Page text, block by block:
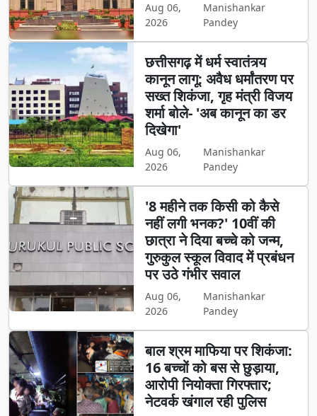
Aug 06,
2026
Manishankar
Pandey
छत्तीसगढ़ में धर्म स्वातंत्र्य
कानून लागू: अवैध धर्मांतरण पर
सख्त शिकंजा, गृह मंत्री विजय
शर्मा बोले- 'अब कानून का डर
दिखेगा'
Aug 06,
2026
Manishankar
Pandey
'8 महीने तक किसी को कैसे
नहीं लगी भनक?' 10वीं की
छात्रा ने दिया बच्चे को जन्म,
गुरुकुल स्कूल विवाद में प्रबंधन
पर उठे गंभीर सवाल
Aug 06,
2026
Manishankar
Pandey
बाल श्रम माफिया पर शिकंजा:
16 बच्चों को बस से छुड़ाया,
आरोपी नियोक्ता गिरफ्तार;
नेटवर्क खंगाल रही पुलिस